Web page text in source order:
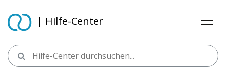
| Hilfe-Center